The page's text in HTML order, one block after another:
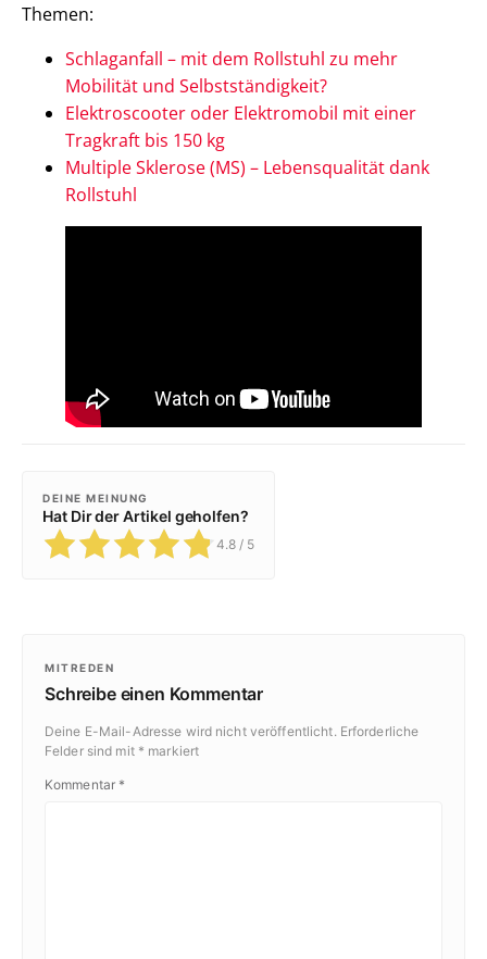
Themen:
Schlaganfall – mit dem Rollstuhl zu mehr
Mobilität und Selbstständigkeit?
Elektroscooter oder Elektromobil mit einer
Tragkraft bis 150 kg
Multiple Sklerose (MS) – Lebensqualität dank
Rollstuhl
DEINE MEINUNG
Hat Dir der Artikel geholfen?
4.8 / 5
MITREDEN
Schreibe einen Kommentar
Deine E-Mail-Adresse wird nicht veröffentlicht. Erforderliche
Felder sind mit * markiert
Kommentar *